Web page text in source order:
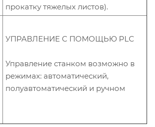
прокатку тяжелых листов).
УПРАВЛЕНИЕ С ПОМОЩЬЮ PLC
Управление станком возможно в
режимах: автоматический,
полуавтоматический и ручном